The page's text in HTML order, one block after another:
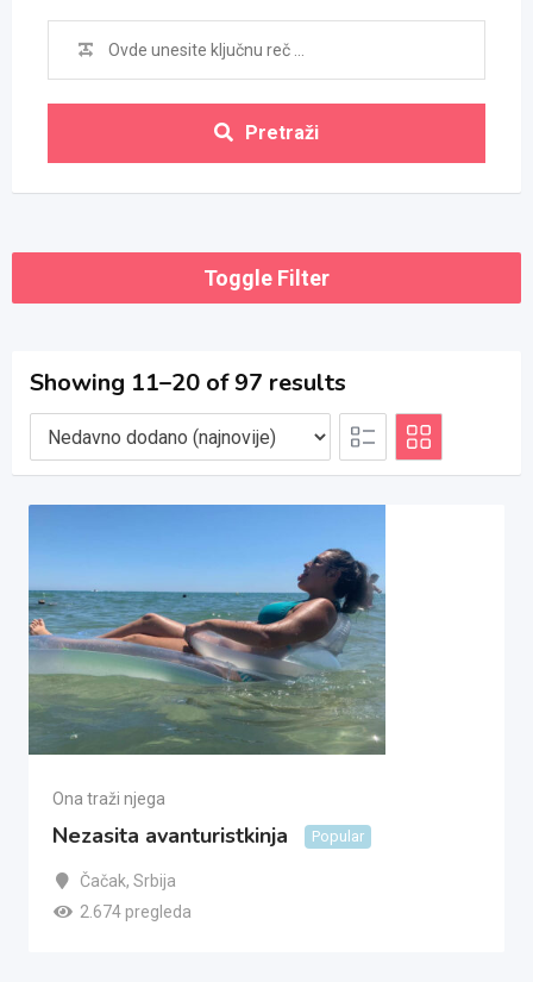
Pretraži
Toggle Filter
Showing 11–20 of 97 results
Ona traži njega
Nezasita avanturistkinja Popular
Čačak, Srbija
2.674 pregleda